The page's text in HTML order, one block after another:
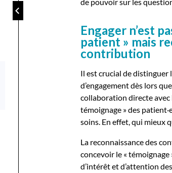
de pouvoir sur les
Engager n’est
patient » mais
contribution
Il est crucial de distinguer
d’engagement dès lors
collaboration directe avec
témoignage » des
soins. En effet, qui mieux
La reconnaissance des
concevoir le «
d’intérêt et d’attention